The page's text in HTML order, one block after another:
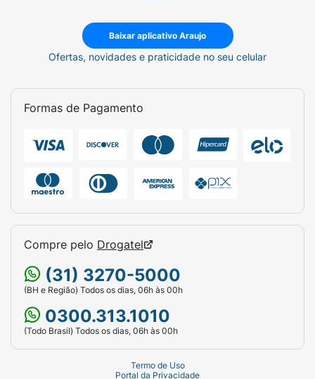
Baixar aplicativo Araujo
Ofertas, novidades e praticidade no seu celular
Formas de Pagamento
Compre pelo Drogatel
(31) 3270-5000
(BH e Região) Todos os dias, 06h às 00h
0300.313.1010
(Todo Brasil) Todos os dias, 06h às 00h
Termo de Uso
Portal da Privacidade